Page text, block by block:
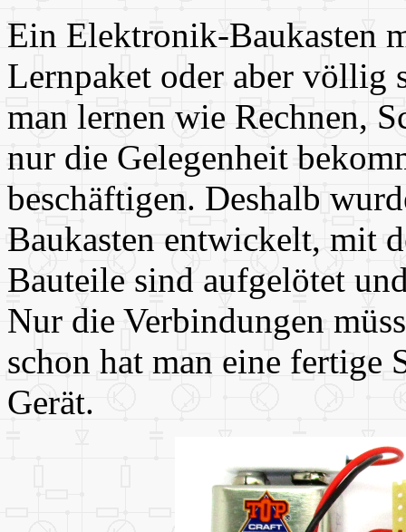
Ein Elektronik-Baukasten
Lernpaket oder aber völlig
man lernen wie Rechnen,
nur die Gelegenheit
beschäftigen. Deshalb
Baukasten entwickelt, mit
Bauteile sind aufgelötet
Nur die Verbindungen
schon hat man eine fertige
Gerät.